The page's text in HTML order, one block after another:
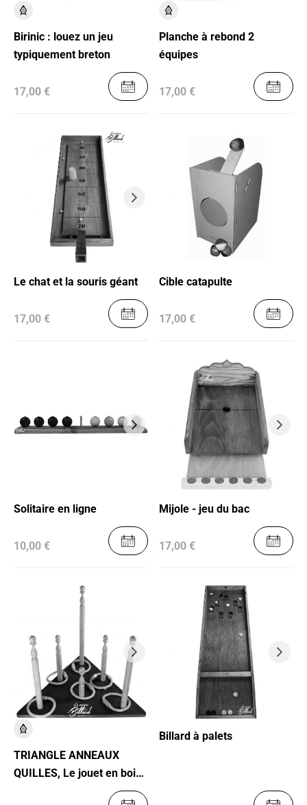
Birinic : louez un jeu
typiquement breton
17,00 €
Planche à rebond 2
équipes
17,00 €
Le chat et la souris géant
17,00 €
Cible catapulte
17,00 €
Solitaire en ligne
10,00 €
Mijole - jeu du bac
17,00 €
TRIANGLE ANNEAUX
QUILLES, Le jouet en bois
star des années 1900 !
Billard à palets